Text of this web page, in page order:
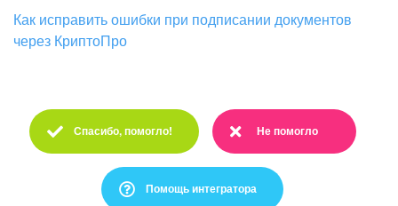
Как исправить ошибки при подписании документов
через КриптоПро
Спасибо, помогло!
Спасибо :)
Не помогло
Очень жаль :(
Помощь интегратора